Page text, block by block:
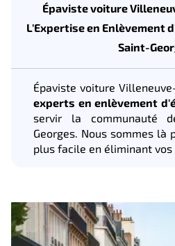
Épaviste voiture
L'Expertise en Enlèvement
Saint-
Épaviste voiture
experts en enlèvement
servir la communauté
Georges. Nous sommes là
plus facile en éliminant vos